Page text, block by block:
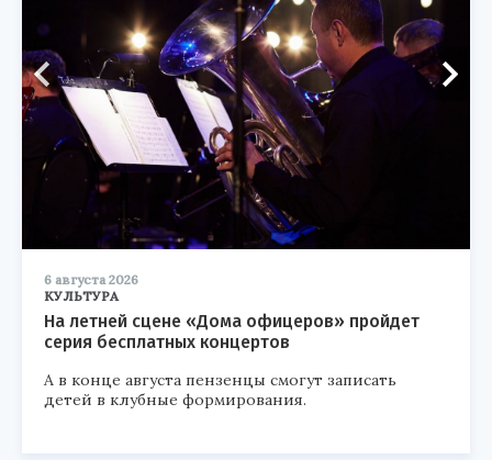
6 августа 2026
КУЛЬТУРА
На летней сцене «Дома офицеров» пройдет
серия бесплатных концертов
А в конце августа пензенцы смогут записать
детей в клубные формирования.